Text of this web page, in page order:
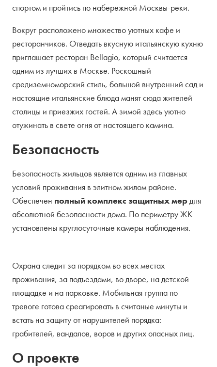
спортом и пройтись по набережной Москвы-реки.
Вокруг расположено множество уютных кафе и
ресторанчиков. Отведать вкусную итальянскую кухню
приглашает ресторан Bellagio, который считается
одним из лучших в Москве. Роскошный
средиземноморский стиль, большой внутренний сад и
настоящие итальянские блюда манят сюда жителей
столицы и приезжих гостей. А зимой здесь уютно
отужинать в свете огня от настоящего камина.
Безопасность
Безопасность жильцов является одним из главных
условий проживания в элитном жилом районе.
Обеспечен полный комплекс защитных мер для
абсолютной безопасности дома. По периметру ЖК
установлены круглосуточные камеры наблюдения.
Охрана следит за порядком во всех местах
проживания, за подъездами, во дворе, на детской
площадке и на парковке. Мобильная группа по
тревоге готова среагировать в считаные минуты и
встать на защиту от нарушителей порядка:
грабителей, вандалов, воров и других опасных лиц.
О проекте